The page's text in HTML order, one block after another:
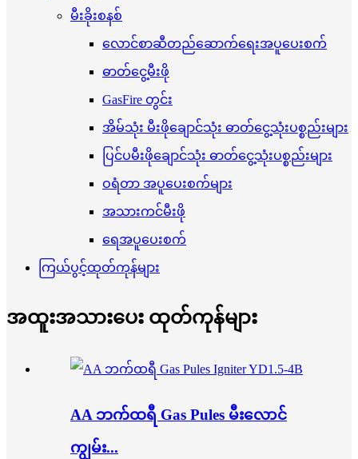
မီးခိုးစနစ်
လောင်စာဆီတည်ဆောက်ရေးအပူပေးစက်
ဓာတ်ငွေ့မီးဖို
GasFire တွင်း
အိမ်သုံး မီးဖိုချောင်သုံး ဓာတ်ငွေ့သုံးပစ္စည်းများ
ပြင်ပမီးဖိုချောင်သုံး ဓာတ်ငွေ့သုံးပစ္စည်းများ
ဝရံတာ အပူပေးစက်များ
အသားကင်မီးဖို
ရေအပူပေးစက်
ကြယ်ပွင့်ထုတ်ကုန်များ
အထူးအသားပေး ထုတ်ကုန်များ
AA ဘက်ထရီ Gas Pules မီးလောင်
ကျွမ်း...